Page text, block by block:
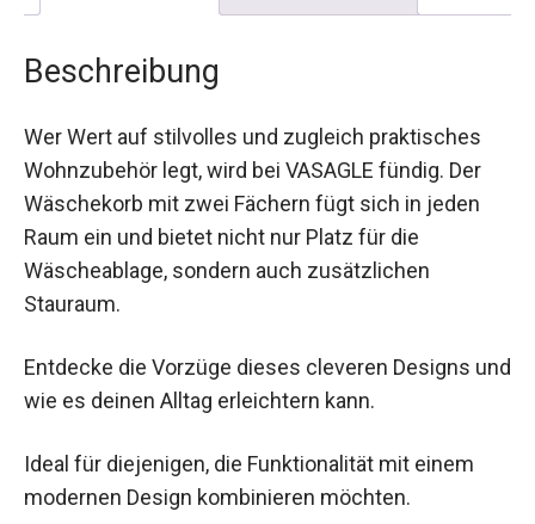
Beschreibung
Wer Wert auf stilvolles und zugleich praktisches
Wohnzubehör legt, wird bei VASAGLE fündig. Der
Wäschekorb mit zwei Fächern fügt sich in jeden
Raum ein und bietet nicht nur Platz für die
Wäscheablage, sondern auch zusätzlichen
Stauraum.
Entdecke die Vorzüge dieses cleveren Designs und
wie es deinen Alltag erleichtern kann.
Ideal für diejenigen, die Funktionalität mit einem
modernen Design kombinieren möchten.